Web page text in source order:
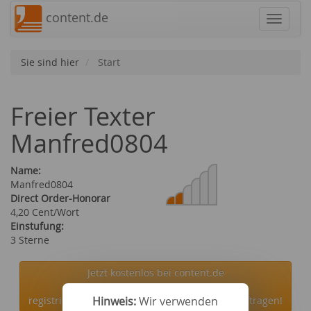
Hinweis:Wir verwenden
content.de
Sie sind hier Start
Freier Texter
Manfred0804
Name:
Manfred0804
Direct Order-Honorar
4,20 Cent/Wort
Einstufung:
3 Sterne
Jetzt kostenlos bei content.de
registrieren und den Autor Manfred0804 beauftragen!